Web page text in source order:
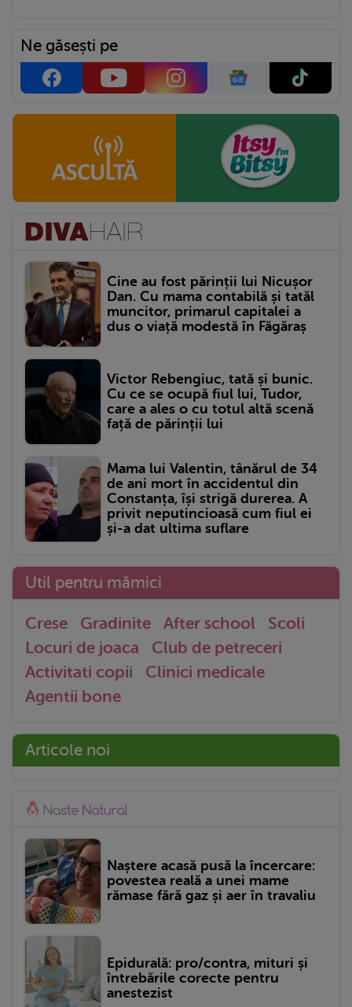
Ne găsești pe
Cine au fost părinții lui Nicușor
Dan. Cu mama contabilă și tatăl
muncitor, primarul capitalei a
dus o viață modestă în Făgăraș
Victor Rebengiuc, tată și bunic.
Cu ce se ocupă fiul lui, Tudor,
care a ales o cu totul altă scenă
față de părinții lui
Mama lui Valentin, tânărul de 34
de ani mort în accidentul din
Constanța, își strigă durerea. A
privit neputincioasă cum fiul ei
și-a dat ultima suflare
Util pentru mămici
Crese Gradinite After school
Scoli
Locuri de joaca
Club de petreceri
Activitati copii
Clinici medicale
Agentii bone
Articole noi
Naștere acasă pusă la încercare:
povestea reală a unei mame
rămase fără gaz și aer în travaliu
Epidurală: pro/contra, mituri și
întrebările corecte pentru
anestezist